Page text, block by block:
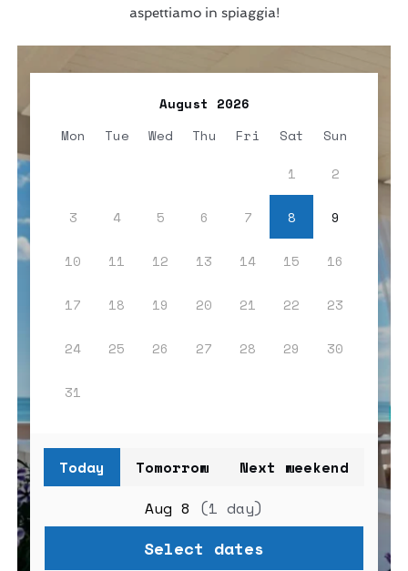
aspettiamo in spiaggia!